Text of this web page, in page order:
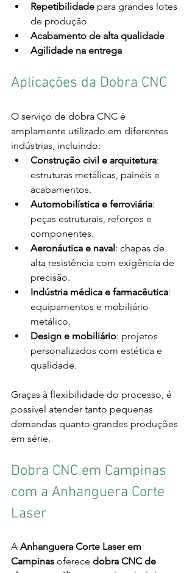
Repetibilidade para grandes lotes
de produção
Acabamento de alta qualidade
Agilidade na entrega
Aplicações da Dobra CNC
O serviço de dobra CNC é
amplamente utilizado em diferentes
indústrias, incluindo:
Construção civil e arquitetura:
estruturas metálicas, painéis e
acabamentos.
Automobilística e ferroviária:
peças estruturais, reforços e
componentes.
Aeronáutica e naval : chapas de
alta resistência com exigência de
precisão.
Indústria médica e farmacêutica:
equipamentos e mobiliário
metálico.
Design e mobiliário: projetos
personalizados com estética e
qualidade.
Graças à flexibilidade do processo, é
possível atender tanto pequenas
demandas quanto grandes produções
em série.
Dobra CNC em Campinas
com a Anhanguera Corte
Laser
A Anhanguera Corte Laser em
Campinas oferece dobra CNC de